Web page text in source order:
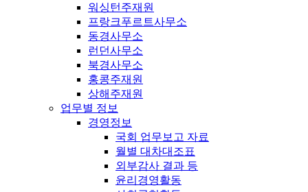
워싱턴주재원
프랑크푸르트사무소
동경사무소
런던사무소
북경사무소
홍콩주재원
상해주재원
업무별 정보
경영정보
국회 업무보고 자료
월별 대차대조표
외부감사 결과 등
윤리경영활동